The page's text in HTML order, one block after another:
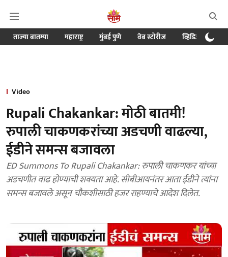
ताज्या बातम्या महाराष्ट्र मुंबई पुणे वेब स्टोरीज व्हिडिओ
Video
Rupali Chakankar: मोठी बातमी!
रुपाली चाकणकरांच्या अडचणी वाढल्या,
ईडीने समन्स बजावला
ED Summons To Rupali Chakankar: रुपाली चाकणकर यांच्या
अडचणीत वाढ होण्याची शक्यता आहे. सीबीआयनंतर आता ईडीने त्यांना
समन्स बजावले असून चौकशीसाठी हजर राहण्याचे आदेश दिलेत.